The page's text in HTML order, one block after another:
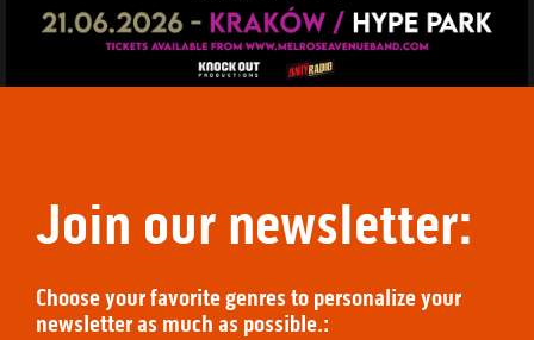
Join our newsletter:
Choose your favorite genres to personalize your
newsletter as much as possible.: